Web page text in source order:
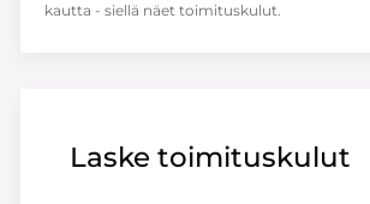
Laske toimituskulut
kautta - siellä näet toimituskulut.